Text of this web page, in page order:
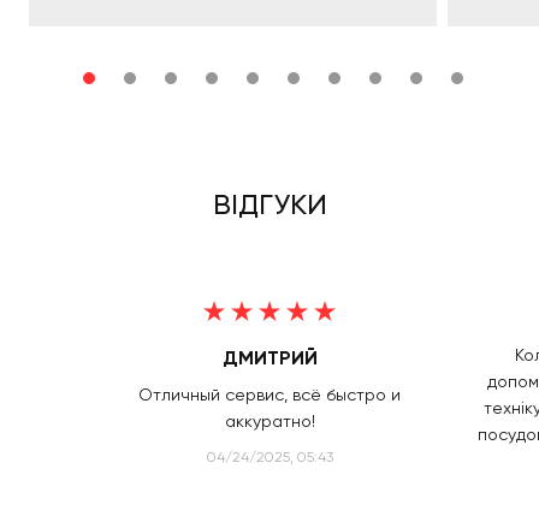
ВІДГУКИ
Отличный сервис, всё быстро и
аккуратно!
ДМИТРИЙ
04/24/2025, 05:43